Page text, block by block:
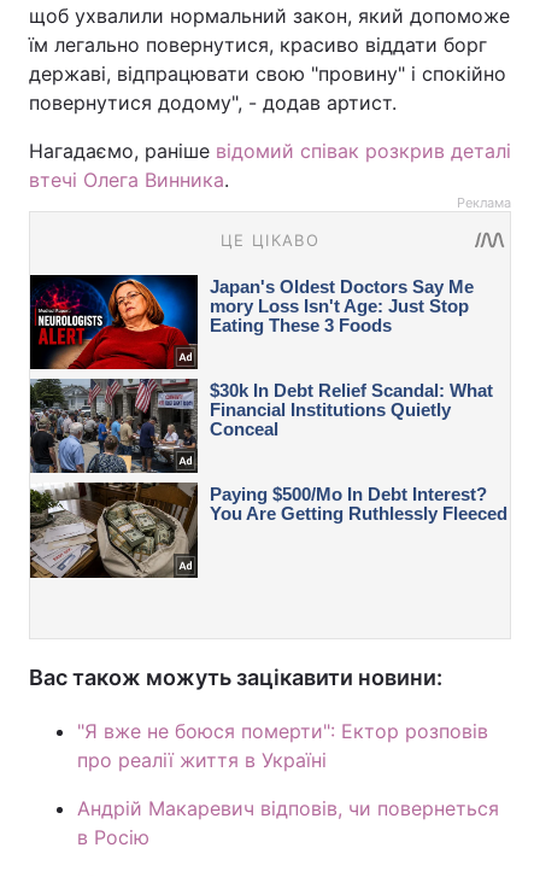
щоб ухвалили нормальний закон, який допоможе
їм легально повернутися, красиво віддати борг
державі, відпрацювати свою "провину" і спокійно
повернутися додому", - додав артист.
Нагадаємо, раніше відомий співак розкрив деталі
втечі Олега Винника.
Реклама
Вас також можуть зацікавити новини:
"Я вже не боюся померти": Ектор розповів
про реалії життя в Україні
Андрій Макаревич відповів, чи повернеться
в Росію